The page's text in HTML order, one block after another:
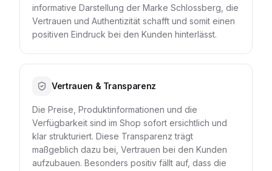
informative Darstellung der Marke Schlossberg, die
Vertrauen und Authentizität schafft und somit einen
positiven Eindruck bei den Kunden hinterlässt.
Vertrauen & Transparenz
Die Preise, Produktinformationen und die
Verfügbarkeit sind im Shop sofort ersichtlich und
klar strukturiert. Diese Transparenz trägt
maßgeblich dazu bei, Vertrauen bei den Kunden
aufzubauen. Besonders positiv fällt auf, dass die